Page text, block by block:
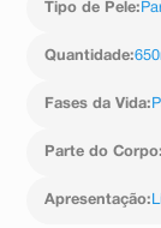
Tipo de Pele:
Quantidade:
Fases da Vida:
Parte do Corpo:
Apresentação: